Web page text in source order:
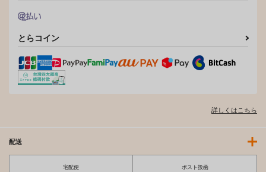
とらコイン
詳しくはこちら
配送
宅配便 ポスト投函